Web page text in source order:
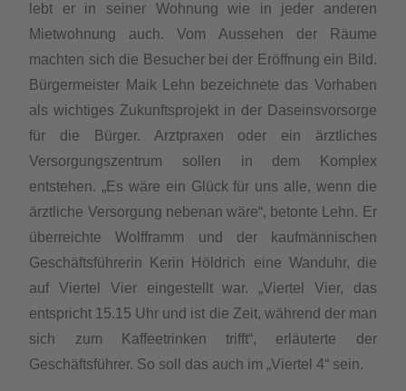
lebt er in seiner Wohnung wie in jeder anderen
Mietwohnung auch. Vom Aussehen der Räume
machten sich die Besucher bei der Eröffnung ein Bild.
Bürgermeister Maik Lehn bezeichnete das Vorhaben
als wichtiges Zukunftsprojekt in der Daseinsvorsorge
für die Bürger. Arztpraxen oder ein ärztliches
Versorgungszentrum sollen in dem Komplex
entstehen. „Es wäre ein Glück für uns alle, wenn die
ärztliche Versorgung nebenan wäre“, betonte Lehn. Er
überreichte Wolfframm und der kaufmännischen
Geschäftsführerin Kerin Höldrich eine Wanduhr, die
auf Viertel Vier eingestellt war. „Viertel Vier, das
entspricht 15.15 Uhr und ist die Zeit, während der man
sich zum Kaffeetrinken trifft“, erläuterte der
Geschäftsführer. So soll das auch im „Viertel 4“ sein.